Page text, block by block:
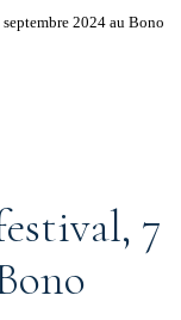
2024 au Bono
7